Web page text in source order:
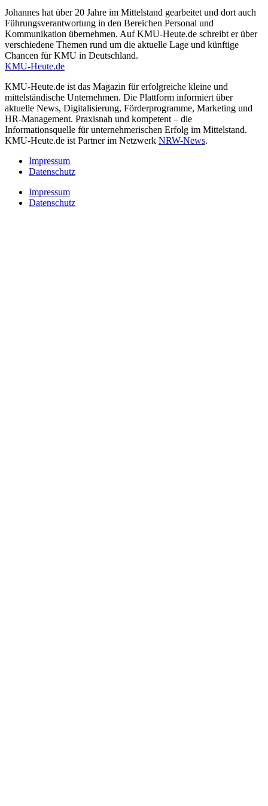
Johannes hat über 20 Jahre im Mittelstand gearbeitet und dort auch
Führungsverantwortung in den Bereichen Personal und
Kommunikation übernehmen. Auf KMU-Heute.de schreibt er über
verschiedene Themen rund um die aktuelle Lage und künftige
Chancen für KMU in Deutschland.
KMU-Heute.de
KMU-Heute.de ist das Magazin für erfolgreiche kleine und
mittelständische Unternehmen. Die Plattform informiert über
aktuelle News, Digitalisierung, Förderprogramme, Marketing und
HR-Management. Praxisnah und kompetent – die
Informationsquelle für unternehmerischen Erfolg im Mittelstand.
KMU-Heute.de ist Partner im Netzwerk NRW-News.
Impressum
Datenschutz
Impressum
Datenschutz